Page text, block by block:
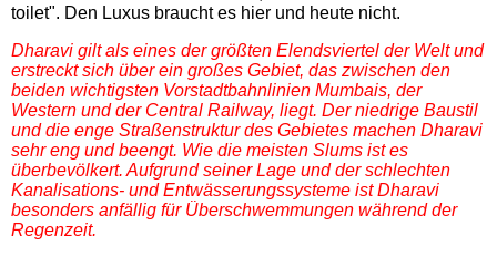
toilet". Den Luxus braucht es hier und heute nicht.
Dharavi gilt als eines der größten Elendsviertel der Welt und
erstreckt sich über ein großes Gebiet, das zwischen den
beiden wichtigsten Vorstadtbahnlinien Mumbais, der
Western und der Central Railway, liegt. Der niedrige Baustil
und die enge Straßenstruktur des Gebietes machen Dharavi
sehr eng und beengt. Wie die meisten Slums ist es
überbevölkert. Aufgrund seiner Lage und der schlechten
Kanalisations- und Entwässerungssysteme ist Dharavi
besonders anfällig für Überschwemmungen während der
Regenzeit.